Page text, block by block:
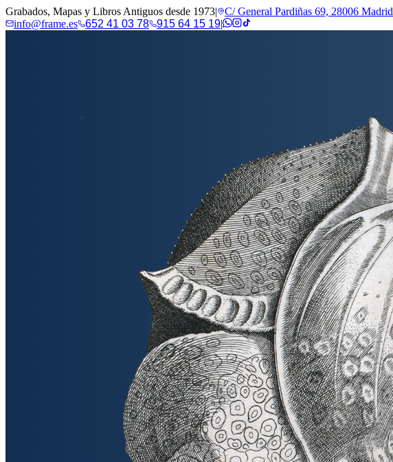
Grabados, Mapas y Libros Antiguos desde 1973|
C/ General Pardiñas 69, 28006 Madrid
info@frame.es
652 41 03 78 915 64 15 19|